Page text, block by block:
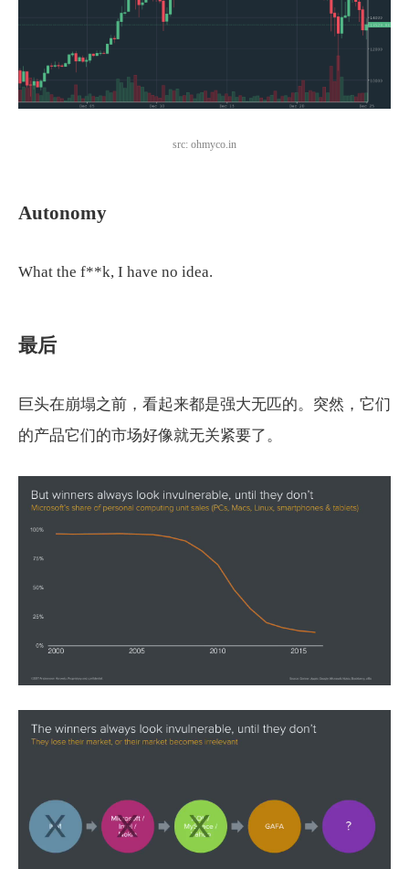
src: ohmyco.in
Autonomy
What the f**k, I have no idea.
最后
巨头在崩塌之前，看起来都是强大无匹的。突然，它们
的产品它们的市场好像就无关紧要了。